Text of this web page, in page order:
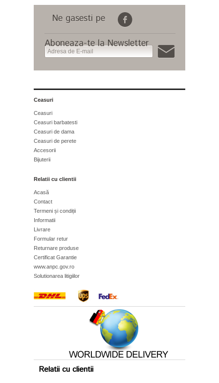
Ne gasesti pe
Aboneaza-te la Newsletter
Ceasuri
Ceasuri
Ceasuri barbatesti
Ceasuri de dama
Ceasuri de perete
Accesorii
Bijuterii
Relatii cu clientii
Acasă
Contact
Termeni și condiții
Informatii
Livrare
Formular retur
Returnare produse
Certificat Garantie
www.anpc.gov.ro
Solutionarea litigiilor
Relatii cu clientii